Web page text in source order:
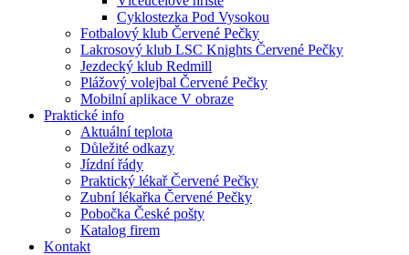
Cyklostezka Pod Vysokou
Fotbalový klub Červené Pečky
Lakrosový klub LSC Knights Červené Pečky
Jezdecký klub Redmill
Plážový volejbal Červené Pečky
Mobilní aplikace V obraze
Praktické info
Aktuální teplota
Důležité odkazy
Jízdní řády
Praktický lékař Červené Pečky
Zubní lékařka Červené Pečky
Pobočka České pošty
Katalog firem
Kontakt